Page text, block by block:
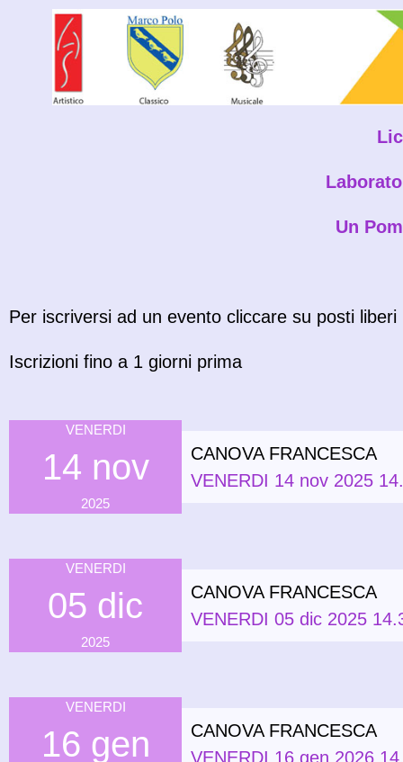
Un
Per iscriversi ad un evento cliccare su posti liberi
Iscrizioni fino a 1 giorni prima
VENERDI
14 nov
2025
CANOVA FRANCESCA
VENERDI 14 nov 2025
VENERDI
05 dic
2025
CANOVA FRANCESCA
VENERDI 05 dic 2025
VENERDI
16 gen
CANOVA FRANCESCA
VENERDI 16 gen 2026